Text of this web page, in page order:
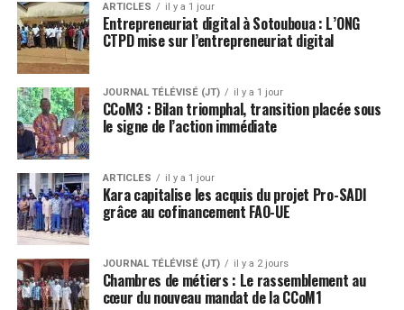
ARTICLES il y a 1 jour
Entrepreneuriat digital à Sotouboua : L’ONG
CTPD mise sur l’entrepreneuriat digital
JOURNAL TÉLÉVISÉ (JT) il y a 1 jour
CCoM3 : Bilan triomphal, transition placée sous
le signe de l’action immédiate
ARTICLES il y a 1 jour
Kara capitalise les acquis du projet Pro-SADI
grâce au cofinancement FAO-UE
JOURNAL TÉLÉVISÉ (JT) il y a 2 jours
Chambres de métiers : Le rassemblement au
cœur du nouveau mandat de la CCoM1